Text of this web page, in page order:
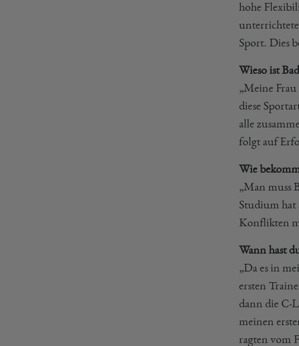
hohe
Sport. Dies
Wieso ist
„Meine
diese
alle
folgt auf
Wie
„Man muss
Studium hat
Konflikten
Wann hast
„Da es in
ersten
dann die C-
meinen
ragten vom